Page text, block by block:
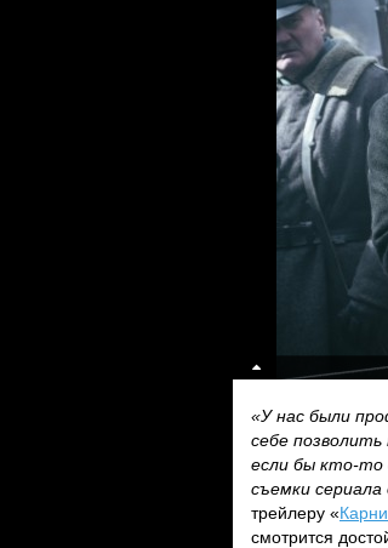
«У нас были
себе
если бы кто-то
съемки сериала
трейлеру «
смотрится